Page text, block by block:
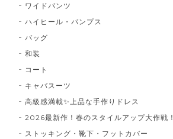
ワイドパンツ
ハイヒール・パンプス
バッグ
和装
コート
キャバスーツ
高級感満載✨上品な手作りドレス
2026最新作！春のスタイルアップ大作戦！
ストッキング・靴下・フットカバー